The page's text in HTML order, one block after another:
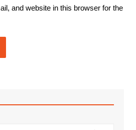
and website in this browser for the